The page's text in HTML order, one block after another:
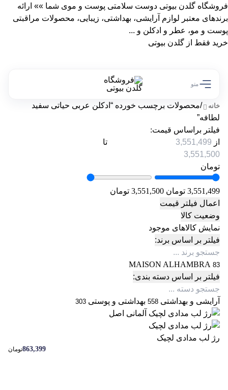
فروشگاه گلدن بیوتی دوست سلامتی پوست و موی شما »» ارائه
برندهای معتبر لوازم آرایشی، بهداشتی، زیبایی، محصولات مراقبتی
پوست و مو، عطر و ادکلن و ...
خرید فقط از گلدن بیوتی
منو
خانه /محصولات برچسب خورده “ادکلن عربی حیاتی سفید
لطافه”
فیلتر براساس قیمت:
از
تا
تومان
3,551,499 تومان
3,551,500 تومان
اعمال فیلتر قیمت
وضعیت کالا
نمایش کالاهای موجود
فیلتر بر اساس برند:
MAISON ALHAMBRA 83
فیلتر بر اساس دسته بندی:
آرایشی و بهداشتی 558 بهداشتی و پوستی 303
رژ لب مدادی لچیک
863,399تومان